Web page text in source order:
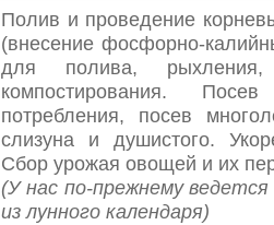
Полив и проведение
(внесение фосфорно-
для полива,
компостирования.
потребления, посев
слизуна и душистого.
Сбор урожая овощей и их
(У нас по-прежнему
из лунного календаря)